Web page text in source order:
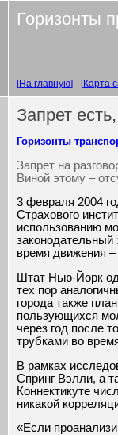
Горизонты
На главную Карта
Запрет
Горизонты
Запрет на
Виной этому –
3 февраля 2004
Страхового
использованию
законодательный
время движения –
Штат Нью-Йорк
тех пор
города также
пользующихся
через год после
трубками во
В рамках
Спринг Вэлли, а
Коннектикуте
никакой
«Если